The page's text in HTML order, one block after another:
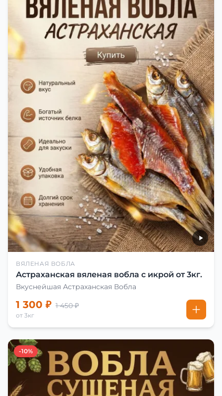
ВЯЛЕНАЯ ВОБЛА
Астраханская вяленая вобла с икрой от 3кг.
Вкуснейшая Астраханская Вобла
1 300 ₽ 1 450 ₽
от 3кг
-10%